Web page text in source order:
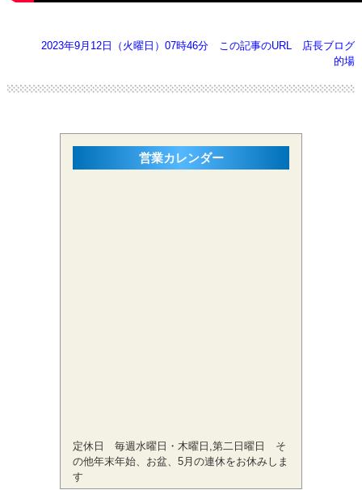
2023年9月12日（火曜日）07時46分 この記事のURL
店長ブログ
的場
営業カレンダー
定休日 毎週水曜日・木曜日,第二日曜日 そ
の他年末年始、お盆、5月の連休をお休みしま
す